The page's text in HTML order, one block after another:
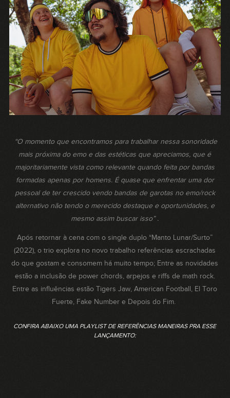
“O momento que encontramos para trabalhar nessa sonoridade
mais próxima do emo e das estéticas que apreciamos, que é
majoritariamente vista como relevante quando feita por bandas
formadas apenas por homens. É quase que enfrentar uma dor
pessoal de ter crescido vendo bandas de garotas no emo/rock
alternativo não tendo o merecido destaque e oportunidades, e
mesmo assim buscar isso” .
Após retornar à cena com o single duplo “Manto Lunar/Surto”
(2022), o trio explora no novo trabalho referências escrachadas
do que gostam e consomem há muito tempo; Entre as novidades
estão a inclusão de power chords, arpejos e riffs de math rock.
Entre as influências estão Tigers Jaw, American Football, El Toro
Fuerte, Fake Number e Depois do Fim.
CONFIRA ABAIXO UMA PLAYLIST DE REFERÊNCIAS MANEIRAS PRA ESSE
LANÇAMENTO: